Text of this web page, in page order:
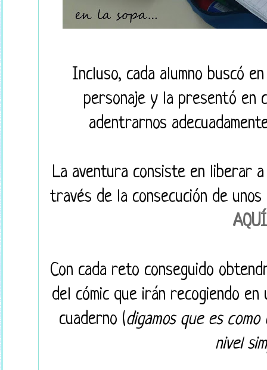
Incluso, cada alumno buscó
personaje y la presentó en
adentrarnos
La aventura consiste en liberar
través de la consecución de
AQUÍ
Con cada reto conseguido
del cómic que irán recogiendo
cuaderno (digamos que es
nivel